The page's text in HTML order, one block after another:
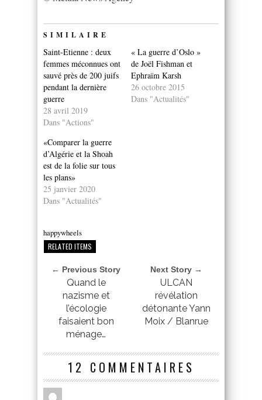
SIMILAIRE
Saint-Etienne : deux
femmes méconnues ont
sauvé près de 200 juifs
pendant la dernière
guerre
28 avril 2019
Dans "Actions"
« La guerre d’Oslo »
de Joël Fishman et
Ephraïm Karsh
26 octobre 2015
Dans "Actualités"
«Comparer la guerre
d’Algérie et la Shoah
est de la folie sur tous
les plans»
25 janvier 2020
Dans "Actualités"
happywheels
RELATED ITEMS
← Previous Story
Quand le
nazisme et
l’écologie
faisaient bon
ménage…
Next Story →
ULCAN
révélation
détonante Yann
Moix / Blanrue
12 COMMENTAIRES